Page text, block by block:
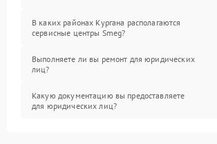
В каких районах Кургана располагаются
сервисные центры Smeg?
Выполняете ли вы ремонт для юридических
лиц?
Какую документацию вы предоставляете
для юридических лиц?